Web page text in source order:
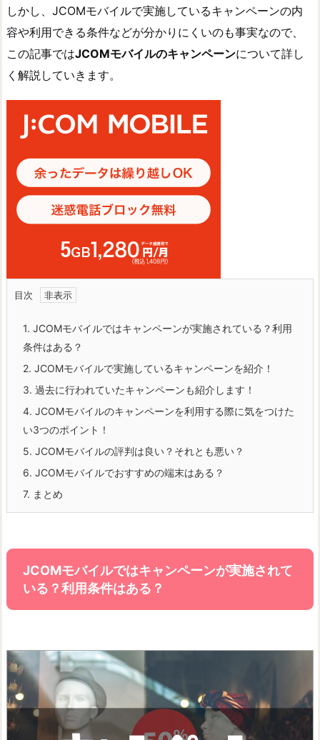
しかし、JCOMモバイルで実施しているキャンペーンの内
容や利用できる条件などが分かりにくいのも事実なので、
この記事ではJCOMモバイルのキャンペーンについて詳し
く解説していきます。
目次
1. JCOMモバイルではキャンペーンが実施されている？利用
条件はある？
2. JCOMモバイルで実施しているキャンペーンを紹介！
3. 過去に行われていたキャンペーンも紹介します！
4. JCOMモバイルのキャンペーンを利用する際に気をつけた
い3つのポイント！
5. JCOMモバイルの評判は良い？それとも悪い？
6. JCOMモバイルでおすすめの端末はある？
7. まとめ
JCOMモバイルではキャンペーンが実施されて
いる？利用条件はある？